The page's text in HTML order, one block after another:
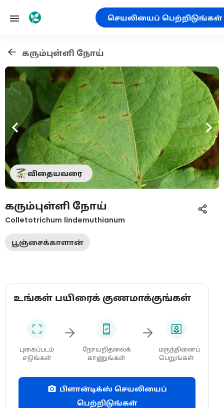
செயலியைப் பெற்றிடுங்கள்
கரும்புள்ளி நோய்
விதையவரை
கரும்புள்ளி நோய்
Colletotrichum lindemuthianum
பூஞ்சைக்காளான்
உங்கள் பயிரைக் குணமாக்குங்கள்
புகைப்படம்
எடுங்கள்
நோயறிதலைக்
காணுங்கள்
மருந்தினைப்
பெறுங்கள்
பிளான்டிக்ஸ் செயலியைப்
பெற்றிடுங்கள்